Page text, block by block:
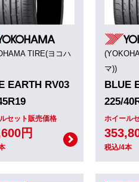
TIRE(ヨコハ
EARTH RV03
セット販売価格
円
マ))
BLUE
225/
ホイール
税込/4本